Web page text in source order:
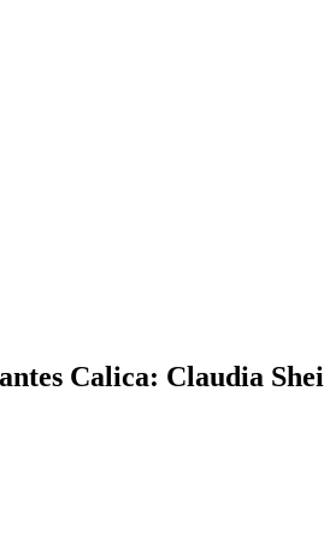
Calica: Claudia